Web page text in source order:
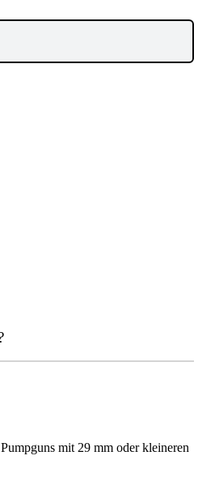
mit 29 mm oder kleineren